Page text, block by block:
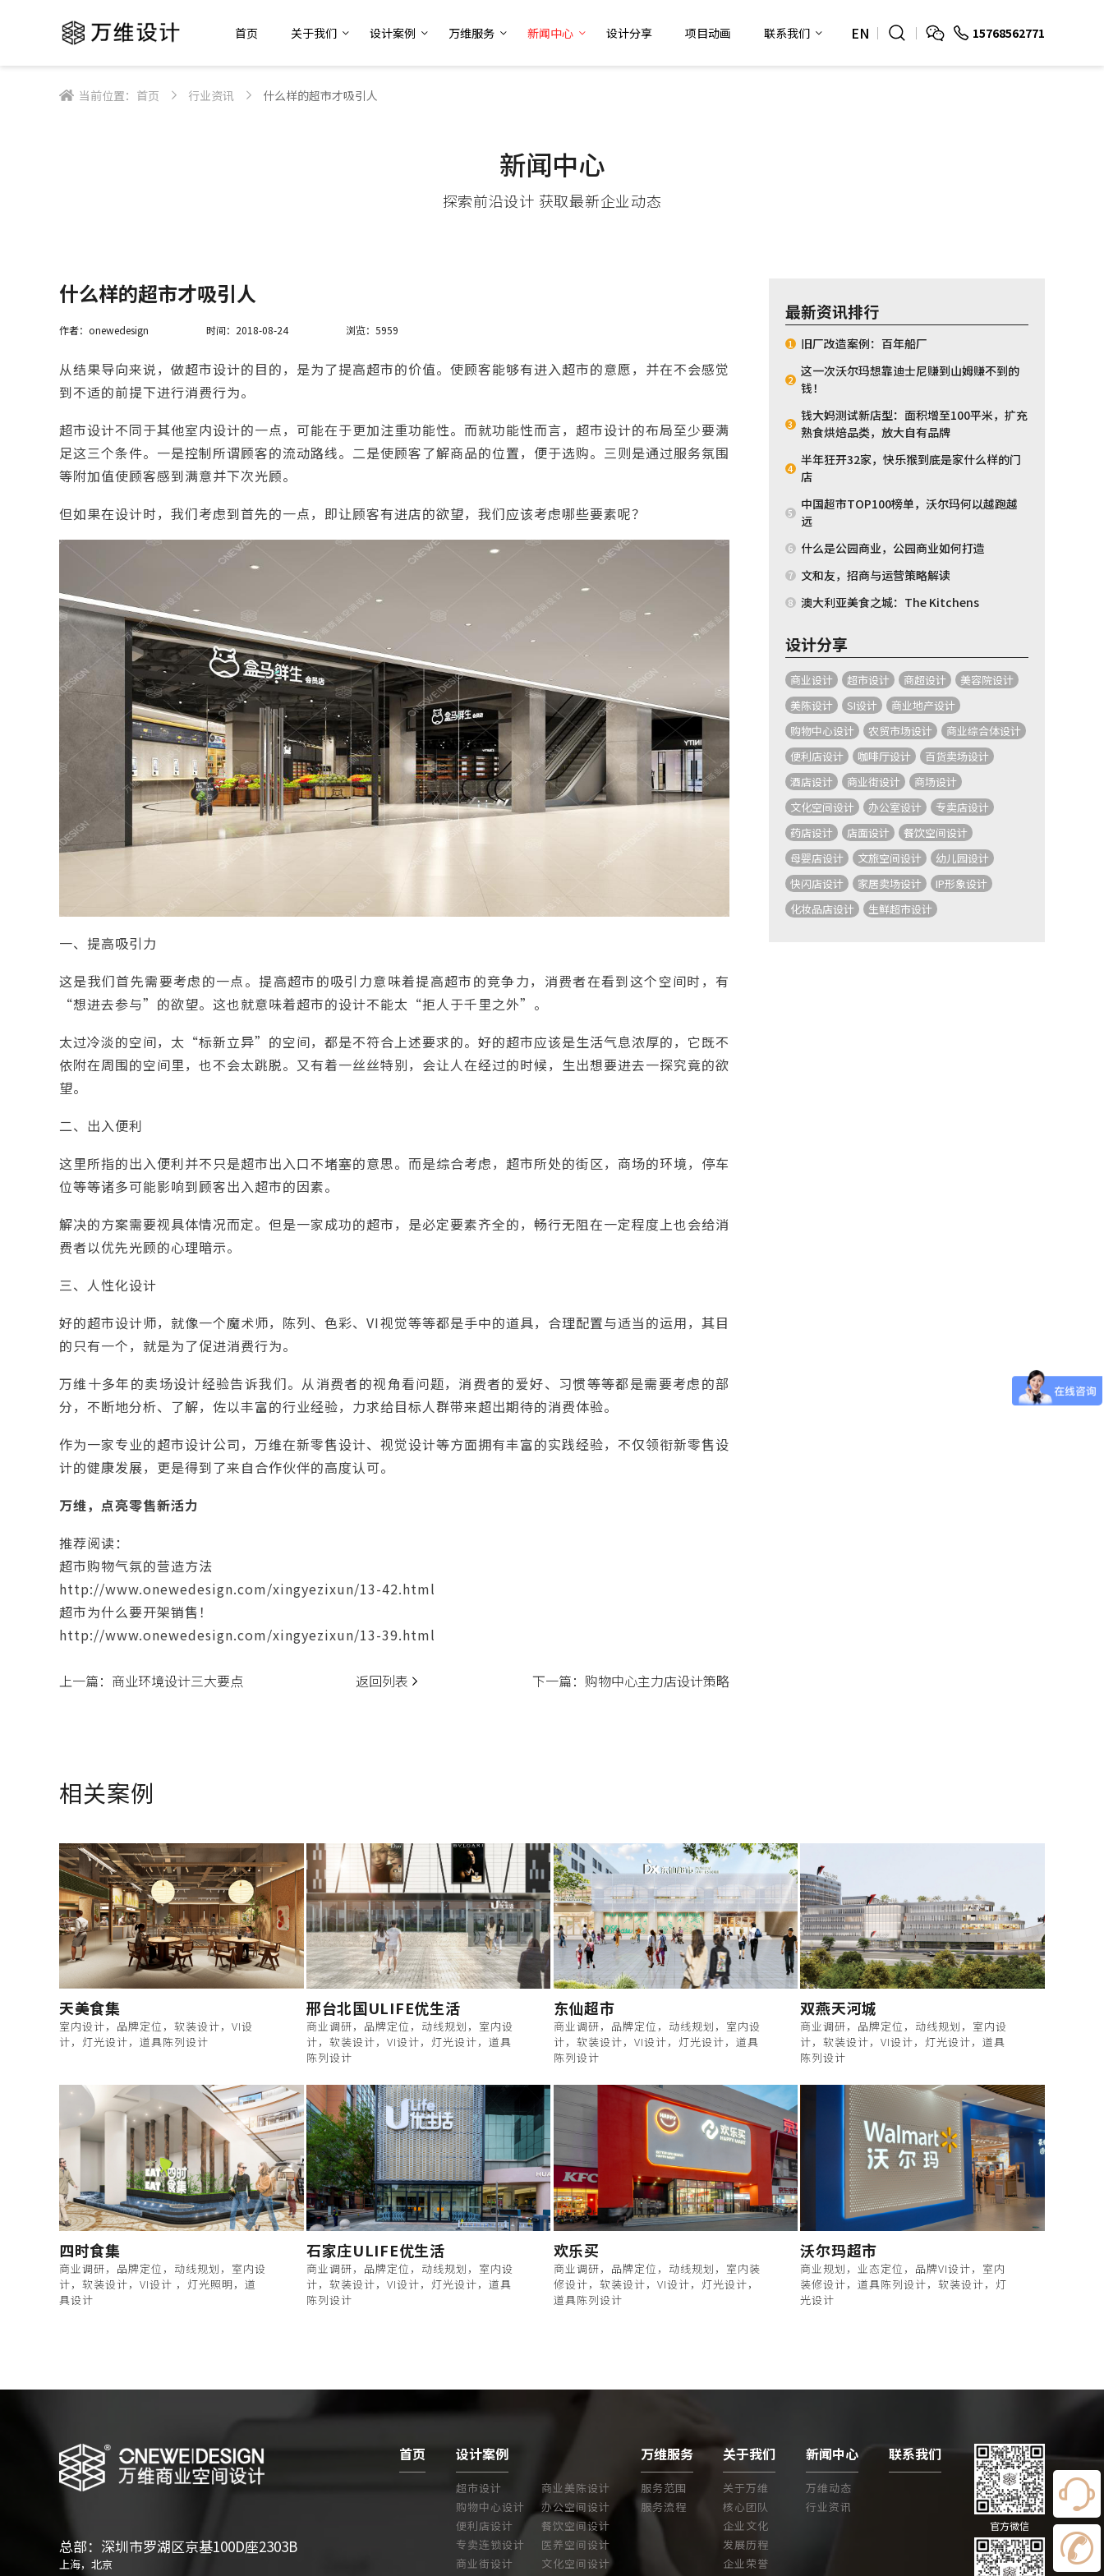
15768562771
EN
首页 关于我们 设计案例 万维服务 新闻中心 设计分享 项目动画 联系我们
当前位置： 首页 行业资讯 什么样的超市才吸引人
新闻中心
探索前沿设计 获取最新企业动态
什么样的超市才吸引人
作者：onewedesign 时间：2018-08-24 浏览：5959
从结果导向来说，做超市设计的目的，是为了提高超市的价值。使顾客能够有进入超市的意愿，并在不会感觉
到不适的前提下进行消费行为。
超市设计不同于其他室内设计的一点，可能在于更加注重功能性。而就功能性而言， 超市设计的布局至少要满
足这三个条件。一是控制所谓顾客的流动路线。二是使顾客了解商品的位置，便于选购。三则是通过服务氛围
等附加值使顾客感到满意并下次光顾。
但如果在设计时，我们考虑到首先的一点，即让顾客有进店的欲望，我们应该考虑哪些要素呢？
一、提高吸引力
这是我们首先需要考虑的一点。提高超市的吸引力意味着提高超市的竞争力，消费者在看到这个空间时，有
“想进去参与”的欲望。这也就意味着超市的设计不能太“拒人于千里之外”。
太过冷淡的空间，太“标新立异”的空间，都是不符合上述要求的。好的超市应该是生活气息浓厚的，它既不
依附在周围的空间里，也不会太跳脱。又有着一丝丝特别，会让人在经过的时候，生出想要进去一探究竟的欲
望。
二、出入便利
这里所指的出入便利并不只是超市出入口不堵塞的意思。而是综合考虑，超市所处的街区，商场的环境，停车
位等等诸多可能影响到顾客出入超市的因素。
解决的方案需要视具体情况而定。但是一家成功的超市，是必定要素齐全的，畅行无阻在一定程度上也会给消
费者以优先光顾的心理暗示。
三、人性化设计
好的超市设计师，就像一个魔术师，陈列、色彩、VI视觉等等都是手中的道具，合理配置与适当的运用，其目
的只有一个，就是为了促进消费行为。
万维十多年的卖场设计经验告诉我们。从消费者的视角看问题，消费者的爱好、习惯等等都是需要考虑的部
分，不断地分析、了解，佐以丰富的行业经验，力求给目标人群带来超出期待的消费体验。
作为一家专业的超市设计公司，万维在新零售设计、视觉设计等方面拥有丰富的实践经验，不仅领衔新零售设
计的健康发展，更是得到了来自合作伙伴的高度认可。
万维，点亮零售新活力
推荐阅读：
超市购物气氛的营造方法
http://www.onewedesign.com/xingyezixun/13-42.html
超市为什么要开架销售！
http://www.onewedesign.com/xingyezixun/13-39.html
上一篇： 商业环境设计三大要点 返回列表 下一篇： 购物中心主力店设计策略
最新资讯排行
1 旧厂改造案例：百年船厂
2
这一次沃尔玛想靠迪士尼赚到山姆赚不到的
钱！
3
钱大妈测试新店型：面积增至100平米，扩充
熟食烘焙品类，放大自有品牌
4
半年狂开32家，快乐猴到底是家什么样的门
店
5
中国超市TOP100榜单，沃尔玛何以越跑越
远
6 什么是公园商业，公园商业如何打造
7 文和友，招商与运营策略解读
8 澳大利亚美食之城：The Kitchens
设计分享
商业设计 超市设计 商超设计
美容院设计
美陈设计
SI设计
商业地产设计
购物中心设计
农贸市场设计
商业综合体设计
便利店设计
咖啡厅设计
百货卖场设计
酒店设计
商业街设计
商场设计
文化空间设计
办公室设计
专卖店设计
药店设计
店面设计
餐饮空间设计
母婴店设计
文旅空间设计
幼儿园设计
快闪店设计
家居卖场设计
IP形象设计
化妆品店设计
生鲜超市设计
相关案例
天美食集
室内设计，品牌定位，软装设计，VI设
计，灯光设计，道具陈列设计
邢台北国ULIFE优生活
商业调研，品牌定位，动线规划，室内设
计，软装设计，VI设计，灯光设计，道具
陈列设计
东仙超市
商业调研，品牌定位，动线规划，室内设
计，软装设计，VI设计，灯光设计，道具
陈列设计
双燕天河城
商业调研，品牌定位，动线规划，室内设
计，软装设计，VI设计，灯光设计，道具
陈列设计
四时食集
商业调研，品牌定位，动线规划，室内设
计，软装设计，VI设计 ，灯光照明，道
具设计
石家庄ULIFE优生活
商业调研，品牌定位，动线规划，室内设
计，软装设计，VI设计，灯光设计，道具
陈列设计
欢乐买
商业调研，品牌定位，动线规划，室内装
修设计，软装设计，VI设计，灯光设计，
道具陈列设计
沃尔玛超市
商业规划，业态定位，品牌VI设计，室内
装修设计，道具陈列设计，软装设计，灯
光设计
总部：深圳市罗湖区京基100D座2303B
上海，北京
首页 设计案例
超市设计
购物中心设计
便利店设计
专卖连锁设计
商业街设计
商业美陈设计
办公空间设计
餐饮空间设计
医养空间设计
文化空间设计
万维服务
服务范围
服务流程
关于我们
关于万维
核心团队
企业文化
发展历程
企业荣誉
新闻中心
万维动态
行业资讯
联系我们
官方微信